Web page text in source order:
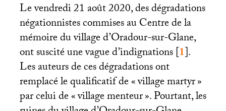
Le vendredi 21 août 2020, des dégradations
négationnistes commises au Centre de la
mémoire du village d’Oradour-sur-Glane,
ont suscité une vague d’indignations[1].
Les auteurs de ces dégradations ont
remplacé le qualificatif de «village martyr»
par celui de «village menteur». Pourtant, les